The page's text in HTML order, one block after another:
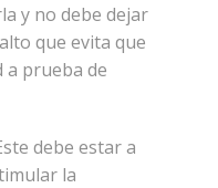
y no debe dejar
que evita que
a prueba de
debe estar a
la